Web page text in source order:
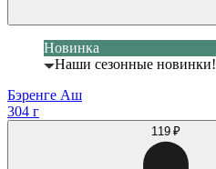
Новинка
Наши сезонные новинки!
Бэренге Аш
304 г
119 ₽